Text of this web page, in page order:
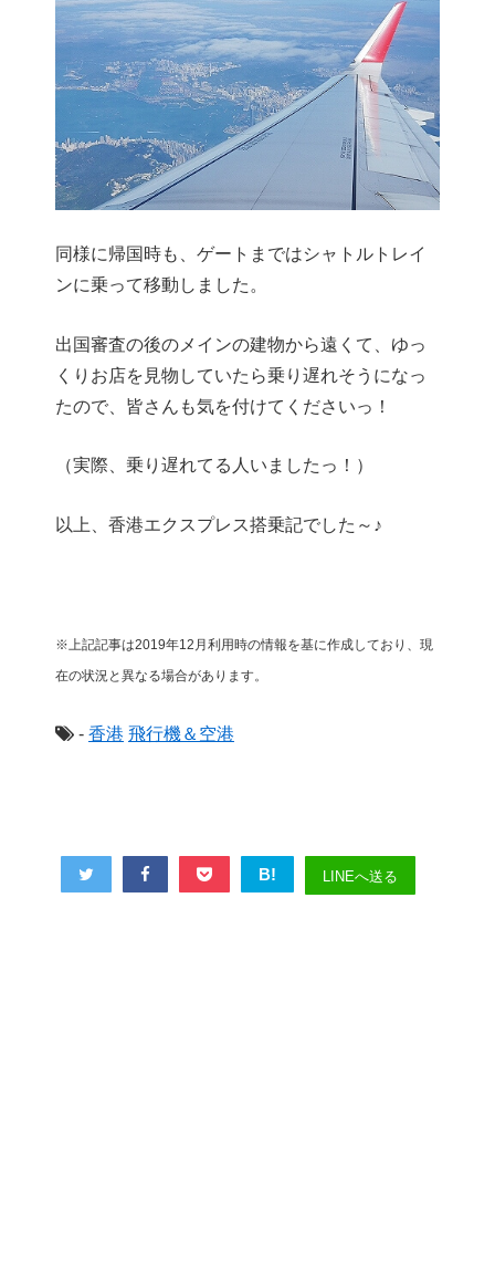
同様に帰国時も、ゲートまではシャトルトレイ
ンに乗って移動しました。
出国審査の後のメインの建物から遠くて、ゆっ
くりお店を見物していたら乗り遅れそうになっ
たので、皆さんも気を付けてくださいっ！
（実際、乗り遅れてる人いましたっ！）
以上、香港エクスプレス搭乗記でした～♪
※上記記事は2019年12月利用時の情報を基に作成しており、現
在の状況と異なる場合があります。
- 香港 飛行機＆空港
B! LINEへ送る